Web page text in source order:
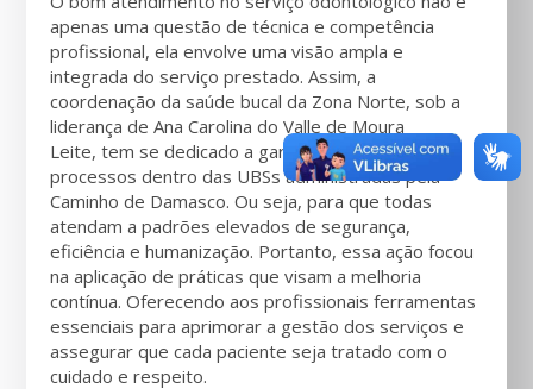
apenas uma questão de técnica e competência
profissional, ela envolve uma visão ampla e
integrada do serviço prestado. Assim, a
coordenação da saúde bucal da Zona Norte, sob a
liderança de Ana Carolina do Valle de Moura
Leite, tem se dedicado a garantir que todos os
processos dentro das UBSs administradas pela
Caminho de Damasco. Ou seja, para que todas
atendam a padrões elevados de segurança,
eficiência e humanização. Portanto, essa ação focou
na aplicação de práticas que visam a melhoria
contínua. Oferecendo aos profissionais ferramentas
essenciais para aprimorar a gestão dos serviços e
assegurar que cada paciente seja tratado com o
cuidado e respeito.